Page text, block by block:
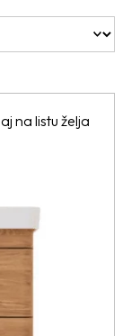
na listu želja